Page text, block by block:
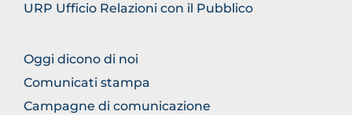
URP Ufficio Relazioni con il Pubblico
FOOTER
COMUNICAZIONE
Oggi dicono di noi
Comunicati stampa
Campagne di comunicazione